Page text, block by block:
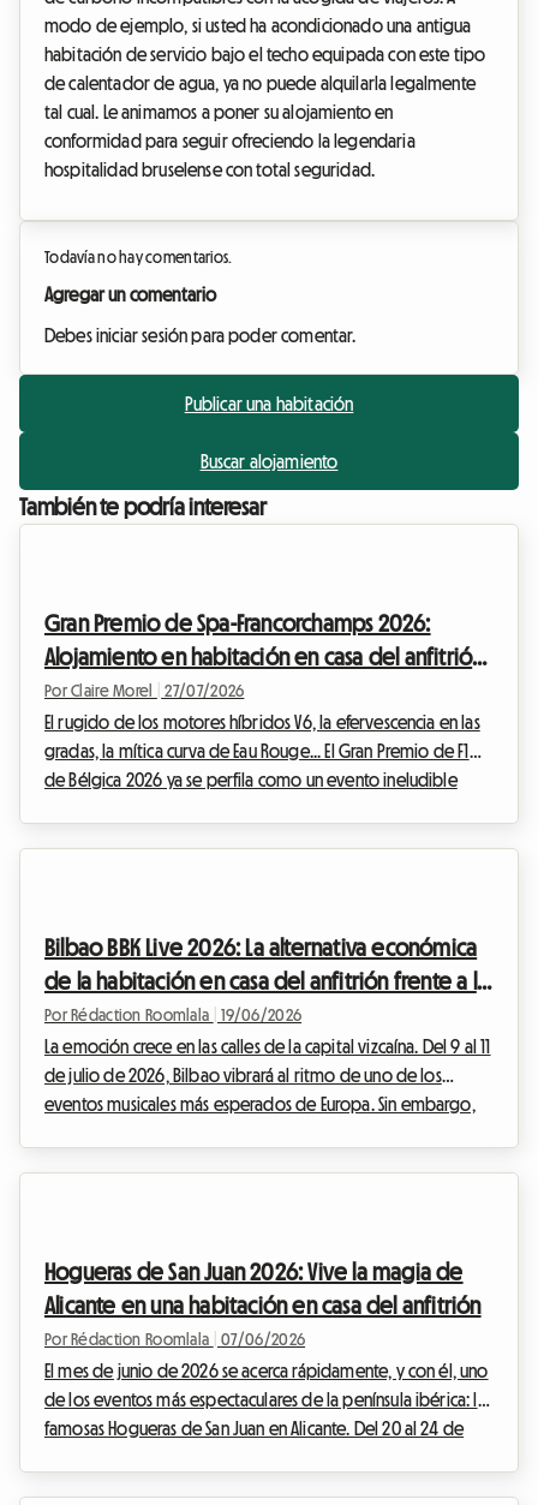
modo de ejemplo, si usted ha acondicionado una antigua
habitación de servicio bajo el techo equipada con este tipo
de calentador de agua, ya no puede alquilarla legalmente
tal cual. Le animamos a poner su alojamiento en
conformidad para seguir ofreciendo la legendaria
hospitalidad bruselense con total seguridad.
Todavía no hay comentarios.
Agregar un comentario
Debes iniciar sesión para poder comentar.
Publicar una habitación
Buscar alojamiento
También te podría interesar
Gran Premio de Spa-Francorchamps 2026:
Alojamiento en habitación en casa del anfitrión
para vivir la F1 sin arruinarse
Por Claire Morel 27/07/2026
El rugido de los motores híbridos V6, la efervescencia en las
gradas, la mítica curva de Eau Rouge... El Gran Premio de F1
de Bélgica 2026 ya se perfila como un evento ineludible
planificación aún mayor po...
Bilbao BBK Live 2026: La alternativa económica
de la habitación en casa del anfitrión frente a la
afluencia de asistentes al festival
Por Rédaction Roomlala 19/06/2026
La emoción crece en las calles de la capital vizcaína. Del 9 al 11
de julio de 2026, Bilbao vibrará al ritmo de uno de los
eventos musicales más esperados de Europa. Sin embargo,
práctica, humana y económica: la habitaci...
Hogueras de San Juan 2026: Vive la magia de
Alicante en una habitación en casa del anfitrión
Por Rédaction Roomlala 07/06/2026
El mes de junio de 2026 se acerca rápidamente, y con él, uno
de los eventos más espectaculares de la península ibérica: las
famosas Hogueras de San Juan en Alicante. Del 20 al 24 de